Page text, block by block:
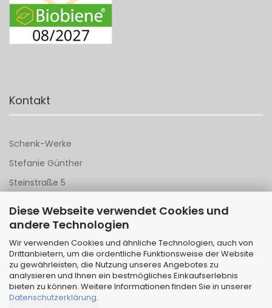
Diese Webseite verwendet Cookies und
andere Technologien
Wir verwenden Cookies und ähnliche Technologien, auch von
Drittanbietern, um die ordentliche Funktionsweise der Website
zu gewährleisten, die Nutzung unseres Angebotes zu
analysieren und Ihnen ein bestmögliches Einkaufserlebnis
bieten zu können. Weitere Informationen finden Sie in unserer
Datenschutzerklärung.
Kontakt
Schenk-Werke
Stefanie Günther
Steinstraße 5
Tel 06151 - 148 142
Mail anSchenk-Werke